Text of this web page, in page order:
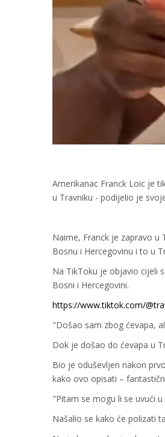
Amerikanac Franck Loic je
u Travniku - podijelio je
Naime, Franck je zapravo
Bosnu i Hercegovinu i to u
Na TikToku je objavio cijeli
Bosni i Hercegovini.
https://www.tiktok.com/
"Došao sam zbog ćevapa,
Dok je došao do ćevapa u
Bio je oduševljen nakon
kako ovo opisati –
"Pitam se mogu li se uvući
Našalio se kako će polizati